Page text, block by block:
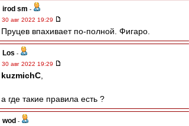
irod sm -
30 авг 2022 19:29
Пруцев впахивает по-полной. Фигаро.
Los -
30 авг 2022 19:29
kuzmichC
а где такие правила есть ?
wod -